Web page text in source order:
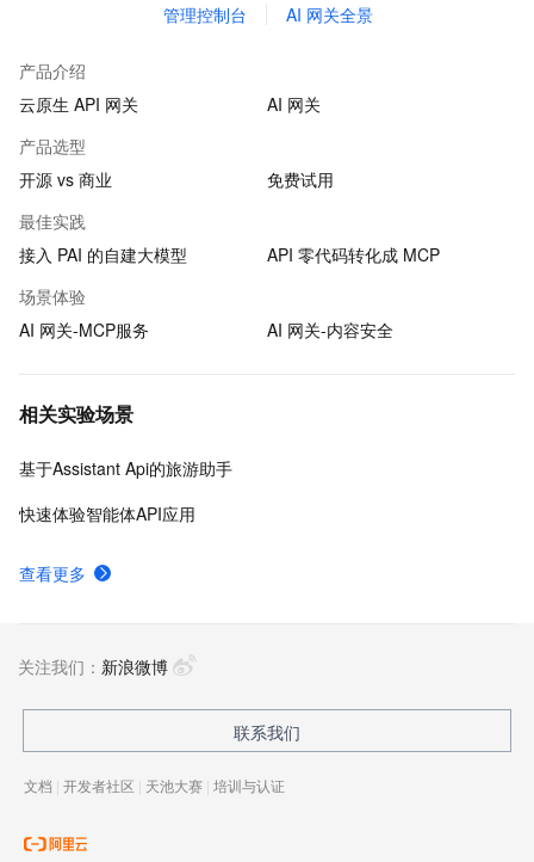
管理控制台 AI 网关全景
产品介绍
云原生 API 网关
AI 网关
产品选型
开源 vs 商业
免费试用
最佳实践
接入 PAI 的自建大模型
API 零代码转化成 MCP
场景体验
AI 网关-MCP服务
AI 网关-内容安全
相关实验场景
基于Assistant Api的旅游助手
快速体验智能体API应用
查看更多
关注我们： 新浪微博
联系我们
文档 | 开发者社区 | 天池大赛 | 培训与认证